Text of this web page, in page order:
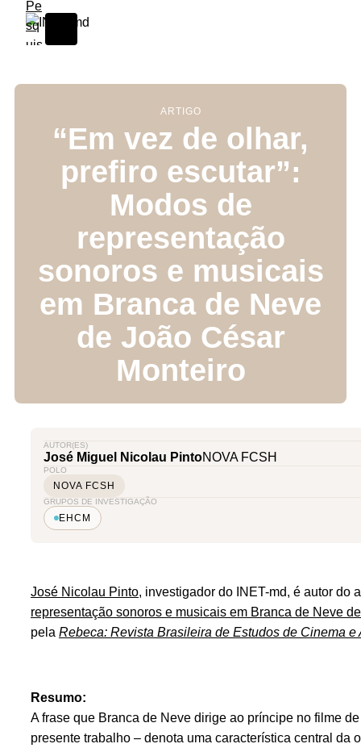
ARTIGO
“Em vez de olhar,
prefiro escutar”:
Modos de
representação
sonoros e musicais
em Branca de Neve
de João César
Monteiro
AUTOR(ES)
José Miguel Nicolau PintoNOVA FCSH
POLO
NOVA FCSH
GRUPOS DE INVESTIGAÇÃO
EHCM
José Nicolau Pinto, investigador do INET-md, é autor do
representação sonoros e musicais em Branca de Neve
pela Rebeca: Revista Brasileira de Estudos de Cinema e
Resumo:
A frase que Branca de Neve dirige ao príncipe no filme
presente trabalho – denota uma característica central da